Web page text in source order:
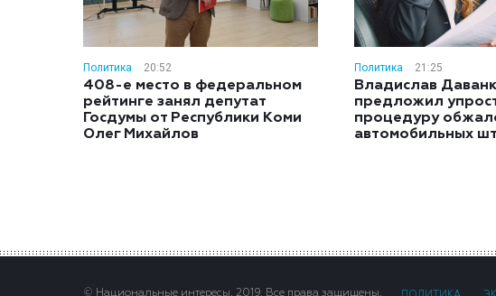
Политика 20:52
408-е место в федеральном
рейтинге занял депутат
Госдумы от Республики Коми
Олег Михайлов
Политика 21:25
Владислав
предложил
процедуру
автомобильных
© Национальные интересы, 2019. Все права защищены.